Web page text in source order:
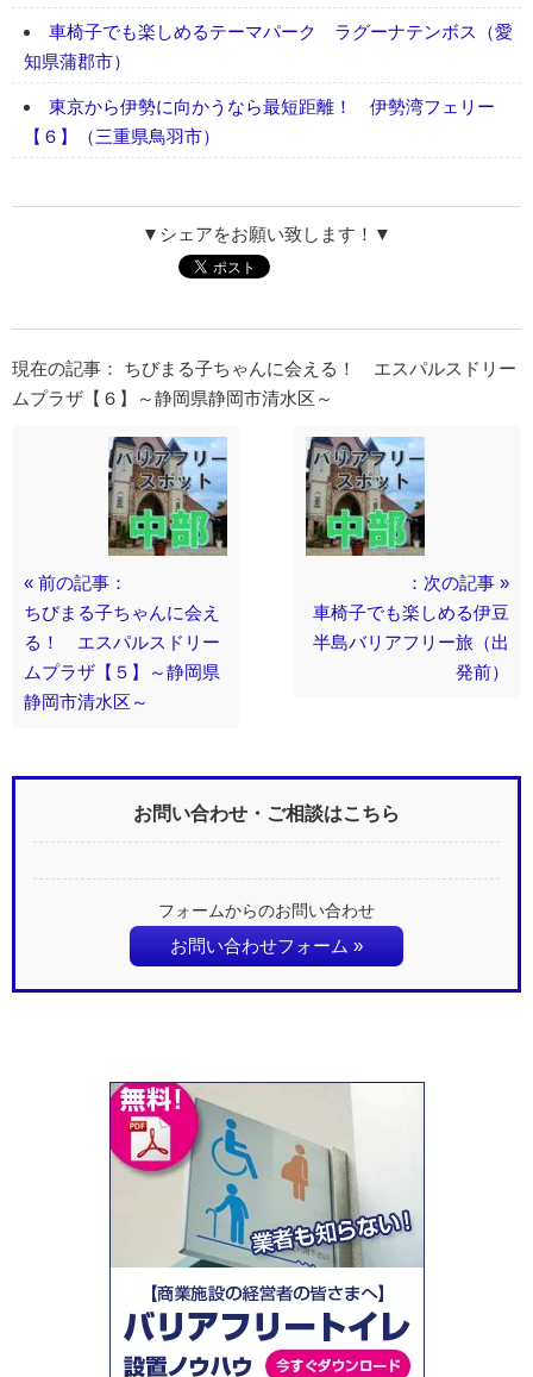
車椅子でも楽しめるテーマパーク ラグーナテンボス（愛
知県蒲郡市）
東京から伊勢に向かうなら最短距離！ 伊勢湾フェリー
【６】（三重県鳥羽市）
▼シェアをお願い致します！▼
現在の記事： ちびまる子ちゃんに会える！ エスパルスドリー
ムプラザ【６】～静岡県静岡市清水区～
« 前の記事：
ちびまる子ちゃんに会え
る！ エスパルスドリー
ムプラザ【５】～静岡県
静岡市清水区～
：次の記事 »
車椅子でも楽しめる伊豆
半島バリアフリー旅（出
発前）
お問い合わせ・ご相談はこちら
フォームからのお問い合わせ
お問い合わせフォーム »